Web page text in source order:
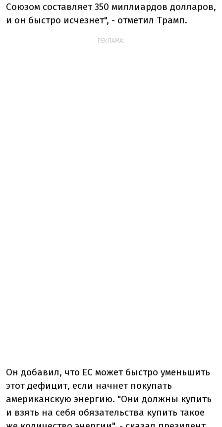
Союзом составляет 350 миллиардов долларов,
и он быстро исчезнет", - отметил Трамп.
РЕКЛАМА:
Он добавил, что ЕС может быстро уменьшить
этот дефицит, если начнет покупать
американскую энергию. "Они должны купить
и взять на себя обязательства купить такое